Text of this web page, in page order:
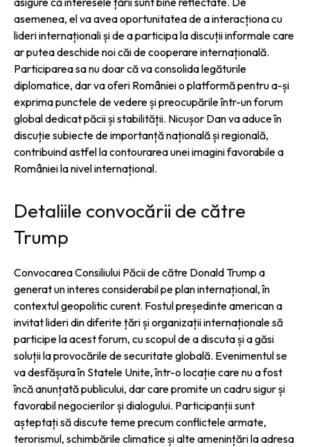
asemenea, el va avea oportunitatea de a interacționa cu
lideri internaționali și de a participa la discuții informale care
ar putea deschide noi căi de cooperare internațională.
Participarea sa nu doar că va consolida legăturile
diplomatice, dar va oferi României o platformă pentru a-și
exprima punctele de vedere și preocupările într-un forum
global dedicat păcii și stabilității. Nicușor Dan va aduce în
discuție subiecte de importanță națională și regională,
contribuind astfel la contourarea unei imagini favorabile a
României la nivel internațional.
Detaliile convocării de către
Trump
Convocarea Consiliului Păcii de către Donald Trump a
generat un interes considerabil pe plan internațional, în
contextul geopolitic curent. Fostul președinte american a
invitat lideri din diferite țări și organizații internaționale să
participe la acest forum, cu scopul de a discuta și a găsi
soluții la provocările de securitate globală. Evenimentul se
va desfășura în Statele Unite, într-o locație care nu a fost
încă anunțată publicului, dar care promite un cadru sigur și
favorabil negocierilor și dialogului. Participanții sunt
așteptați să discute teme precum conflictele armate,
terorismul, schimbările climatice și alte amenințări la adresa